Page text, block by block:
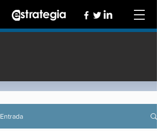
Entrada